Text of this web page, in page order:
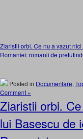
Ziaristii orbi. Ce nu a vazut
Romaniei: romanii de
Posted in Documentare,
Comment »
Ziaristii orbi.
lui Basescu de